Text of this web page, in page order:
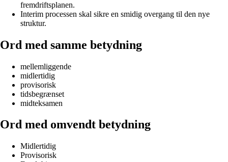
fremdriftsplanen.
Interim processen skal sikre en smidig overgang til den nye
struktur.
Ord med samme betydning
mellemliggende
midlertidig
provisorisk
tidsbegrænset
midteksamen
Ord med omvendt betydning
Midlertidig
Provisorisk